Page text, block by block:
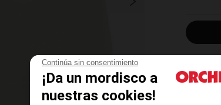
Continúa sin consentimiento
¡Da un mordisco a
nuestras cookies!